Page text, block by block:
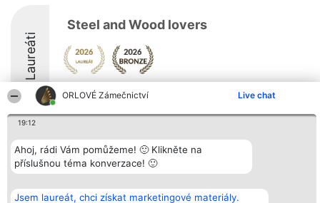
ORLOVÉ Zámečnictví Live chat
19:12
Ahoj, rádi Vám pomůžeme! 🙂 Klikněte na
příslušnou téma konverzace! 🙂
Jsem laureát, chci získat marketingové materiály.
Laureáti
Steel and Wood lovers
8.6
Organizátor hlasování
Bright Side Solutions sp. z o.
o. sp. k.
ul. Ruska 22
Wrocław 50-079
KRS 0000749100 | Regon
Plebiscyt
Vítězové
Seznam všech
laureátů
Zásady
Pravidla